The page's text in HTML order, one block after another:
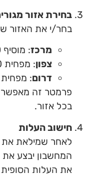
בחירת אזור
בחר/י את האזור
מרכז: מוסיף 50 ש"ח לכל שירות.
צפון: מפחית 50 ש"ח לכל שירות.
דרום: מפחית 50 ש"ח לכל שירות.
פרמטר זה מאפשר
בכל אזור.
חישוב העלות
לאחר שמילאת את
המחשבון יבצע את
את העלות